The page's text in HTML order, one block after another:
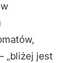
„bliżej jest